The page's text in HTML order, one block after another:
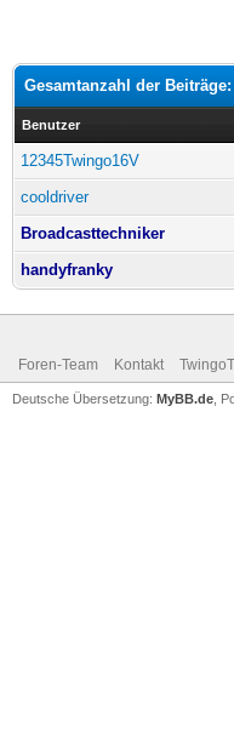
Gesamtanzahl der Beiträge:
Benutzer
12345Twingo16V
cooldriver
Broadcasttechniker
handyfranky
Foren-Team Kontakt
Deutsche Übersetzung: MyBB.de ,